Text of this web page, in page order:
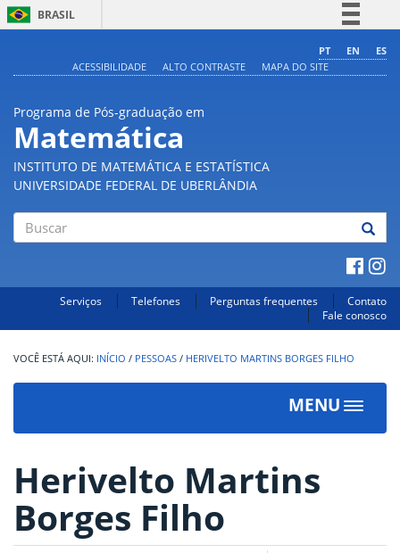
BRASIL
Comunica BR
PT EN
ES
ACESSIBILIDADE
ALTO CONTRASTE MAPA DO SITE
Programa de Pós-graduação em
Matemática
INSTITUTO DE MATEMÁTICA E ESTATÍSTICA
UNIVERSIDADE FEDERAL DE UBERLÂNDIA
Serviços Telefones Perguntas frequentes
Contato
Fale conosco
INÍCIO / PESSOAS / HERIVELTO MARTINS BORGES FILHO
MENU
Toggle
Herivelto Martins
Borges Filho